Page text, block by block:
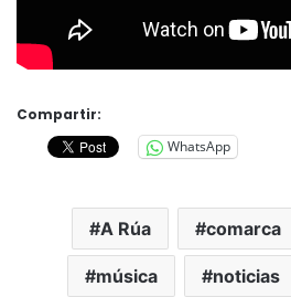
Compartir:
WhatsApp
A Rúa comarca
música noticias